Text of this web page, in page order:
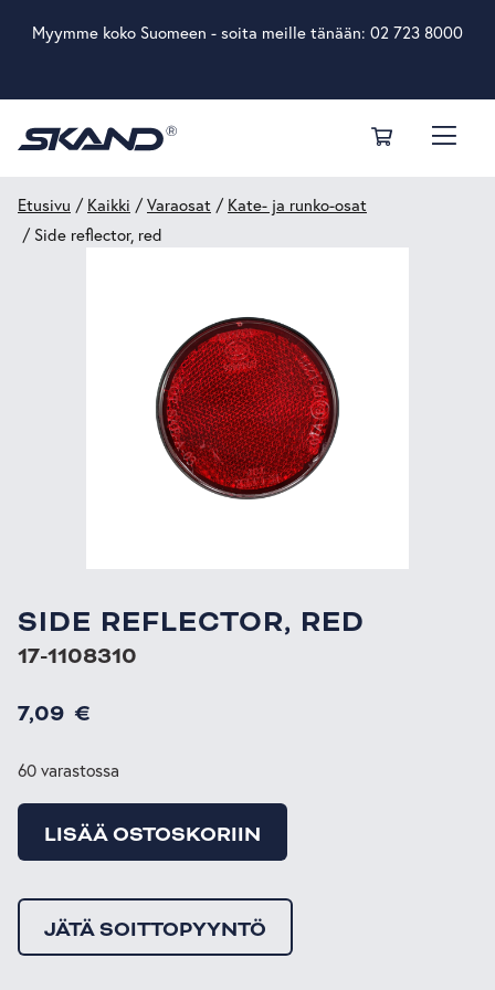
Myymme koko Suomeen - soita meille tänään: 02 723 8000
Etusivu / Kaikki /Varaosat / Kate- ja runko-osat
/ Side reflector, red
SIDE REFLECTOR, RED
17-1108310
7,09 €
60 varastossa
LISÄÄ OSTOSKORIIN
JÄTÄ SOITTOPYYNTÖ